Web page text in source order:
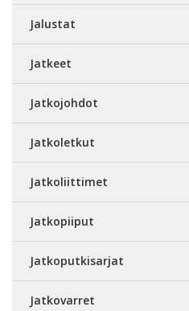
Jalustat
Jatkeet
Jatkojohdot
Jatkoletkut
Jatkoliittimet
Jatkopiiput
Jatkoputkisarjat
Jatkovarret